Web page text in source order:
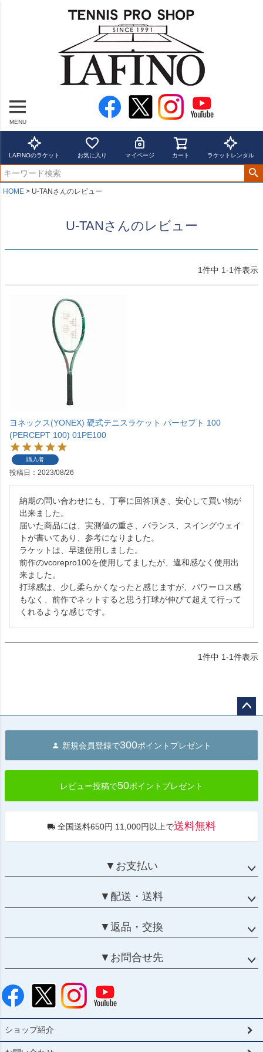
MENU
LAFINOのラケット お気に入り マイページ カート ラケットレンタル
HOME U-TANさんのレビュー
U-TANさんのレビュー
1件中 1-1件表示
ヨネックス(YONEX) 硬式テニスラケット パーセプト 100
(PERCEPT 100) 01PE100
購入者
投稿日 2023/08/26
納期の問い合わせにも、丁寧に回答頂き、安心して買い物が
出来ました。
届いた商品には、実測値の重さ、バランス、スイングウェイ
トが書いてあり、参考になりました。
ラケットは、早速使用しました。
前作のvcorepro100を使用してましたが、違和感なく使用出
来ました。
打球感は、少し柔らかくなったと感じますが、パワーロス感
もなく、前作でネットすると思う打球が伸びて超えて行って
くれるような感じです。
1件中 1-1件表示
へ
新規会員登録で300ポイントプレゼント
レビュー投稿で50ポイントプレゼント
全国送料650円 11,000円以上で送料無料
▼お支払い
▼配送・送料
▼返品・交換
▼お問合せ先
ショップ紹介